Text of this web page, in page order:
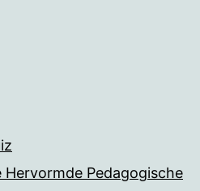
Hervormde Pedagogische